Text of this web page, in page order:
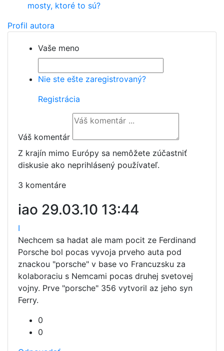
mosty, ktoré to sú?
Profil autora
Vaše meno
Nie ste ešte zaregistrovaný?
Registrácia
Váš komentár
Z krajín mimo Európy sa nemôžete zúčastniť
diskusie ako neprihlásený používateľ.
3 komentáre
iao 29.03.10 13:44
I
Nechcem sa hadat ale mam pocit ze Ferdinand
Porsche bol pocas vyvoja prveho auta pod
znackou "porsche" v base vo Francuzsku za
kolaboraciu s Nemcami pocas druhej svetovej
vojny. Prve "porsche" 356 vytvoril az jeho syn
Ferry.
0
0